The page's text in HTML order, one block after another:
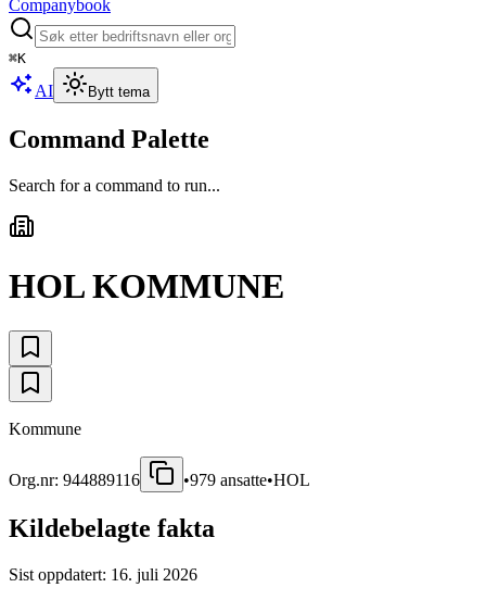
Companybook
⌘K
AI Bytt tema
Command Palette
Search for a command to run...
HOL KOMMUNE
Kommune
Org.nr: 944889116 •979 ansatte•HOL
Kildebelagte fakta
Sist oppdatert: 16. juli 2026